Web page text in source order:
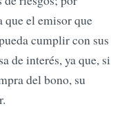
el emisor que
cumplir con sus
de interés, ya que, si
del bono, su